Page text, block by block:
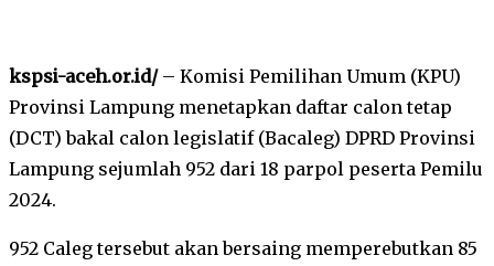
kspsi-aceh.or.id/– Komisi Pemilihan Umum (KPU)
Provinsi Lampung menetapkan daftar calon tetap
(DCT) bakal calon legislatif (Bacaleg) DPRD Provinsi
Lampung sejumlah 952 dari 18 parpol peserta Pemilu
2024.
952 Caleg tersebut akan bersaing memperebutkan 85